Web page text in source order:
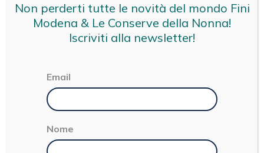
NOI DI MODENA
Una storia da
Non perderti tutte le novità del mondo Fini
Modena & Le Conserve della Nonna!
Iscriviti alla newsletter!
Email
Nome